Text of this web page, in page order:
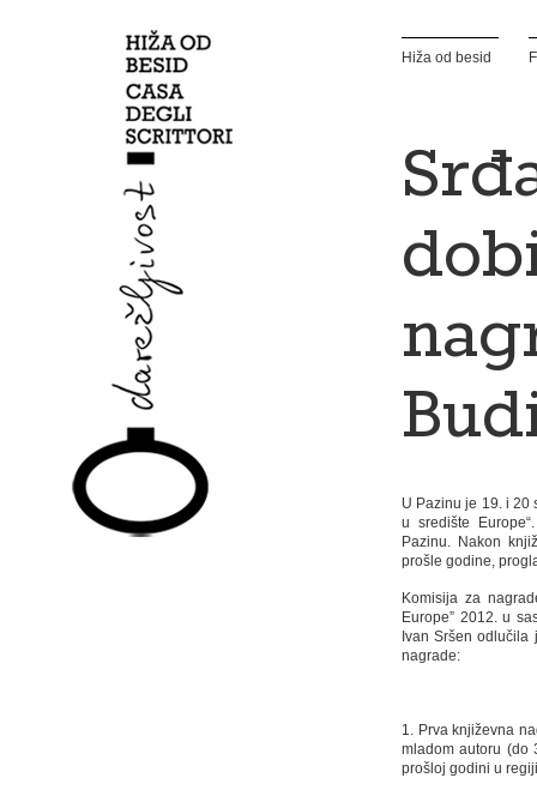
Hiža od besid
U Pazinu je 19. i 20
u središte
Pazinu. Nakon
prošle godine,
Komisija za
Europe” 2012. u
Ivan Sršen
nagrade:
1. Prva književna
mladom autoru (do
prošloj godini u